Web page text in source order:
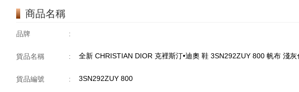
商品名稱
品牌 :
貨品名稱 : 全新 CHRISTIAN DIOR 克裡斯汀•迪奧 鞋 3SN292ZUY 800 帆布 淺灰
貨品編號 : 3SN292ZUY 800